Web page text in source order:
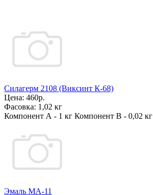
Силагерм 2108 (Виксинт К-68)
Цена: 460р.
Фасовка: 1,02 кг
Компонент А - 1 кг Компонент В - 0,02 кг
Эмаль МА-11